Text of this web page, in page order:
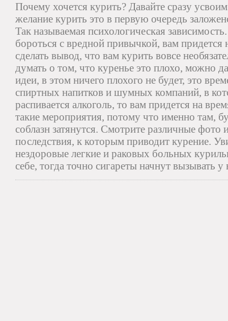
Почему хочется курить? Давайте сразу
желание курить это в первую очередь
Так называемая психологическая
бороться с вредной привычкой, вам
сделать вывод, что вам курить вовсе
думать о том, что куренье это плохо, можно
идеи, в этом ничего плохого не будет, это
спиртных напитков и шумных компаний, в
распивается алкоголь, то вам придется на
такие мероприятия, потому что именно там,
соблазн затянутся. Смотрите различные фото
последствия, к которым приводит курение.
нездоровые легкие и раковых больных
себе, тогда точно сигареты начнут вызывать